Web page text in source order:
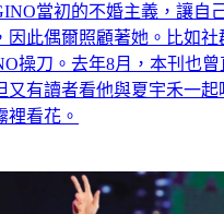
因此偶爾照顧著她。比如社
操刀。去年8月，本刊也
又有讀者看他與夏宇禾一起
裡看花。